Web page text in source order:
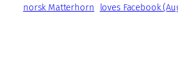
norsk Matterhorn
loves Facebook